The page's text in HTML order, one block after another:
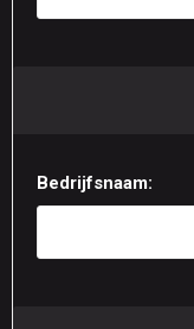
Bedrijfsnaam: